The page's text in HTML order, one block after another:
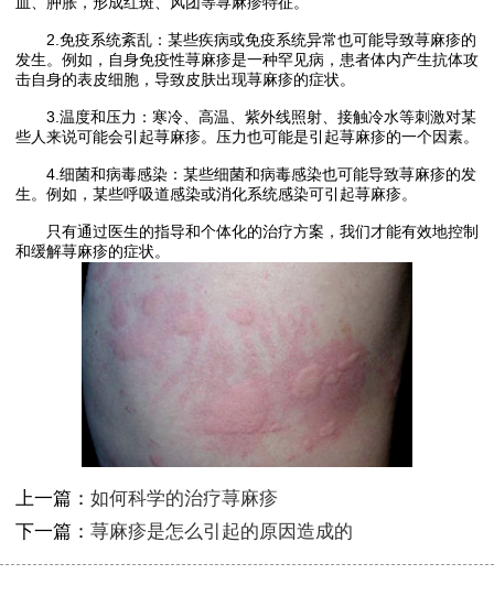
2.免疫系统紊乱：某些疾病或免疫系统异常也可能导致荨麻疹的
发生。例如，自身免疫性荨麻疹是一种罕见病，患者体内产生抗体攻
击自身的表皮细胞，导致皮肤出现荨麻疹的症状。
3.温度和压力：寒冷、高温、紫外线照射、接触冷水等刺激对某
些人来说可能会引起荨麻疹。压力也可能是引起荨麻疹的一个因素。
4.细菌和病毒感染：某些细菌和病毒感染也可能导致荨麻疹的发
生。例如，某些呼吸道感染或消化系统感染可引起荨麻疹。
只有通过医生的指导和个体化的治疗方案，我们才能有效地控制
和缓解荨麻疹的症状。
上一篇： 如何科学的治疗荨麻疹
下一篇： 荨麻疹是怎么引起的原因造成的